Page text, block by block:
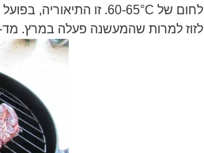
לזוז למרות שהמעשנה פעלה במרץ.